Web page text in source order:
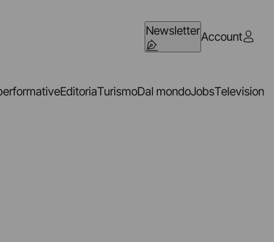
NewsletterAccount
EditoriaTurismoDal mondoJobsTelevision